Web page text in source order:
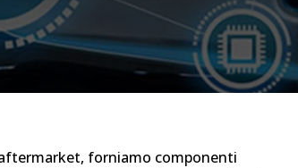
forniamo componenti